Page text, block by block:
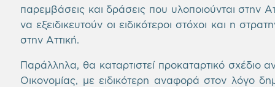
παρεμβάσεις και δράσεις που υλοποιούνται στην
να εξειδικευτούν οι ειδικότεροι στόχοι και η
στην Αττική.
Παράλληλα, θα καταρτιστεί προκαταρτικό σχέδιο
Οικονομίας, με ειδικότερη αναφορά στον λόγο